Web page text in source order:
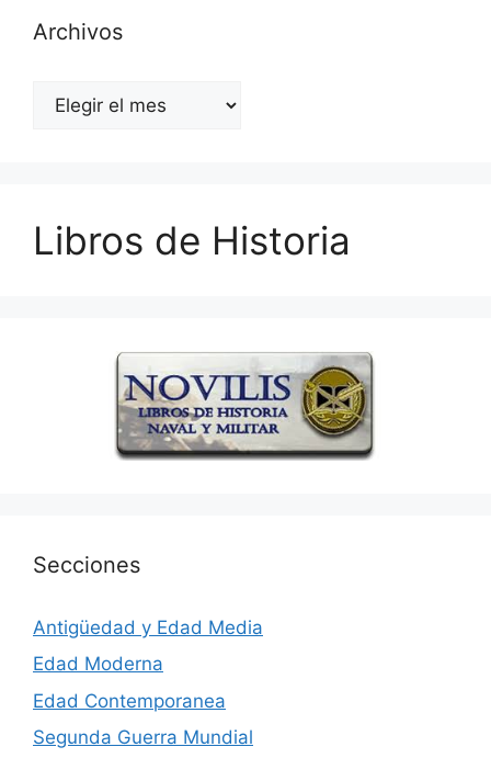
Archivos
Archivos
Libros de Historia
Secciones
Antigüedad y Edad Media
Edad Moderna
Edad Contemporanea
Segunda Guerra Mundial